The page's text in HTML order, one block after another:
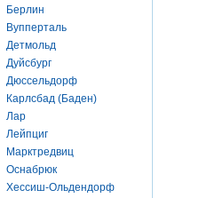
Берлин
Вупперталь
Детмольд
Дуйсбург
Дюссельдорф
Карлсбад (Баден)
Лар
Лейпциг
Марктредвиц
Оснабрюк
Хессиш-Ольдендорф